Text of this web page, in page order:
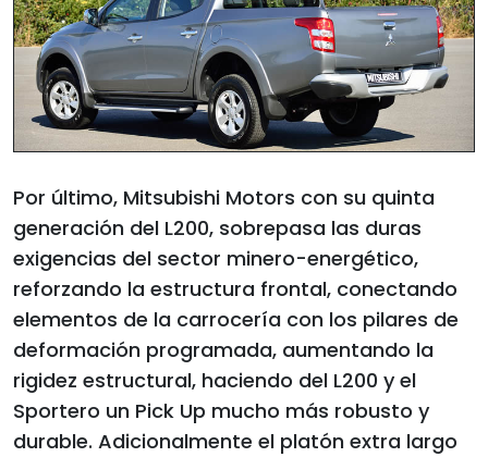
Por último, Mitsubishi Motors con su quinta
generación del L200, sobrepasa las duras
exigencias del sector minero-energético,
reforzando la estructura frontal, conectando
elementos de la carrocería con los pilares de
deformación programada, aumentando la
rigidez estructural, haciendo del L200 y el
Sportero un Pick Up mucho más robusto y
durable. Adicionalmente el platón extra largo